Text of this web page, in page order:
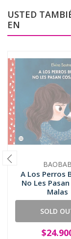
USTED
EN
BAOBAB
A Los Perros
No Les
Malas
SOLD